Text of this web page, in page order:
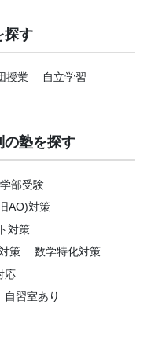
探す
授業
自立学習
の塾を探す
部受験
AO)対策
対策
策
数学特化対策
応
自習室あり